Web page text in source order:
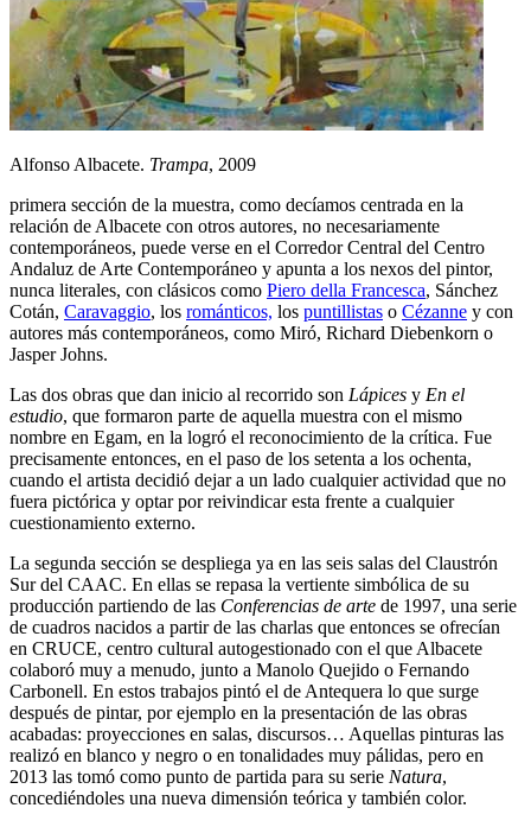
Alfonso Albacete. Trampa, 2009
primera sección de la muestra, como decíamos centrada en la
relación de Albacete con otros autores, no necesariamente
contemporáneos, puede verse en el Corredor Central del Centro
Andaluz de Arte Contemporáneo y apunta a los nexos del pintor,
nunca literales, con clásicos como Piero della Francesca, Sánchez
Cotán, Caravaggio, los románticos, los puntillistas o Cézanne y con
autores más contemporáneos, como Miró, Richard Diebenkorn o
Jasper Johns.
Las dos obras que dan inicio al recorrido son Lápices y En el
estudio, que formaron parte de aquella muestra con el mismo
nombre en Egam, en la logró el reconocimiento de la crítica. Fue
precisamente entonces, en el paso de los setenta a los ochenta,
cuando el artista decidió dejar a un lado cualquier actividad que no
fuera pictórica y optar por reivindicar esta frente a cualquier
cuestionamiento externo.
La segunda sección se despliega ya en las seis salas del Claustrón
Sur del CAAC. En ellas se repasa la vertiente simbólica de su
producción partiendo de las Conferencias de arte de 1997, una serie
de cuadros nacidos a partir de las charlas que entonces se ofrecían
en CRUCE, centro cultural autogestionado con el que Albacete
colaboró muy a menudo, junto a Manolo Quejido o Fernando
Carbonell. En estos trabajos pintó el de Antequera lo que surge
después de pintar, por ejemplo en la presentación de las obras
acabadas: proyecciones en salas, discursos… Aquellas pinturas las
realizó en blanco y negro o en tonalidades muy pálidas, pero en
2013 las tomó como punto de partida para su serie Natura,
concediéndoles una nueva dimensión teórica y también color.